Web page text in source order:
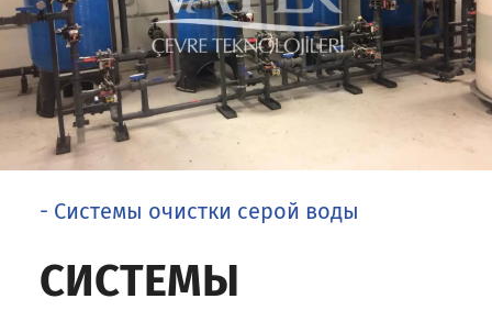
- Системы очистки серой воды
СИСТЕМЫ